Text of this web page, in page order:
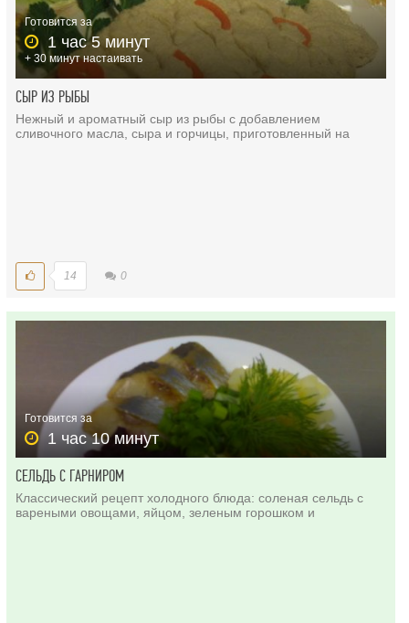
Готовится за
1 час 5 минут
+ 30 минут настаивать
СЫР ИЗ РЫБЫ
Нежный и ароматный сыр из рыбы с добавлением
сливочного масла, сыра и горчицы, приготовленный на
14 0
Готовится за
1 час 10 минут
СЕЛЬДЬ С ГАРНИРОМ
Классический рецепт холодного блюда: соленая сельдь с
вареными овощами, яйцом, зеленым горошком и